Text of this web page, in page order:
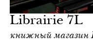
Librairie 7L
книжный магазин